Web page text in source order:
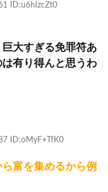
ID:u6hIzcZt0
大すぎる免罪符あ
有り得んと思うわ
ID:oMyF+TfK0
富を集めるから例